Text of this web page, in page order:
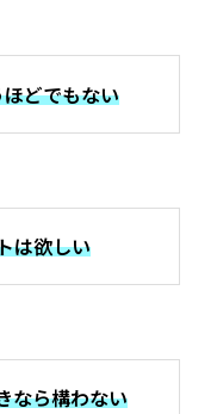
どでもない
は欲しい
なら構わない